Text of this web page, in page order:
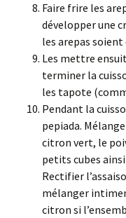
Faire frire les
développer une
les arepas soient
Les mettre
terminer la
les tapote
Pendant la
pepiada.
citron vert, le
petits cubes
Rectifier
mélanger
citron si